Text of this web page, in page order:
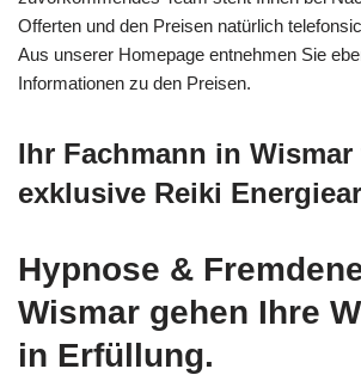
Offerten und den Preisen natürlich
Aus unserer Homepage entnehmen Sie
Informationen zu den Preisen.
Ihr Fachmann in
exklusive Reiki
Hypnose &
Wismar gehen Ihre
in Erfüllung.